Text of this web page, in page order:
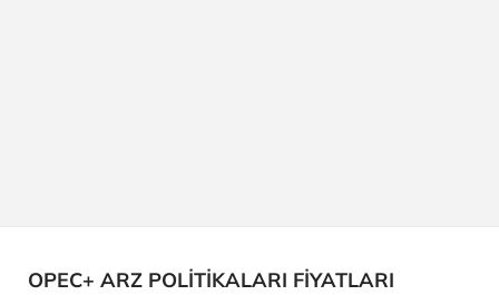
OPEC+ ARZ POLİTİKALARI FİYATLARI